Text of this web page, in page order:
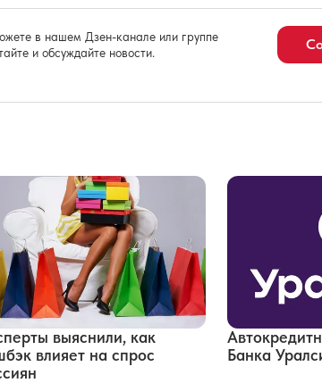
в нашем Дзен-канале или группе
и обсуждайте новости.
выяснили, как
влияет на спрос
Банка